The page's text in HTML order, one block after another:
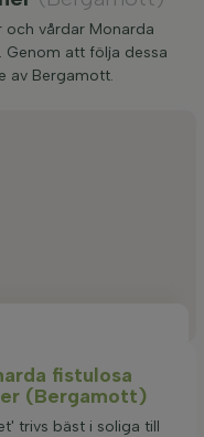
och vårdar Monarda
Genom att följa dessa
av Bergamott.
fistulosa
(Bergamott)
trivs bäst i soliga till